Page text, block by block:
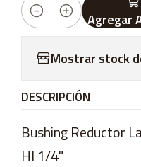
Cantidad Agregar
Mostrar stock
DESCRIPCIÓN
Bushing Reductor
HI 1/4"